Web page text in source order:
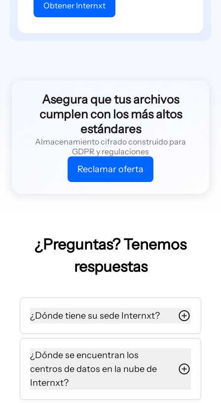
Obtener Internxt
Asegura que tus archivos
cumplen con los más altos
estándares
Almacenamiento cifrado construido para
GDPR y regulaciones
Reclamar oferta
¿Preguntas? Tenemos
respuestas
¿Dónde tiene su sede Internxt?
Internxt tiene su sede en Valencia,
España. Internxt cuenta con
numerosos centros de datos en la
nube europeos para almacenar tus
datos en línea con el GDPR y otras
regulaciones de cumplimiento.
¿Dónde se encuentran los
centros de datos en la nube de
Internxt?